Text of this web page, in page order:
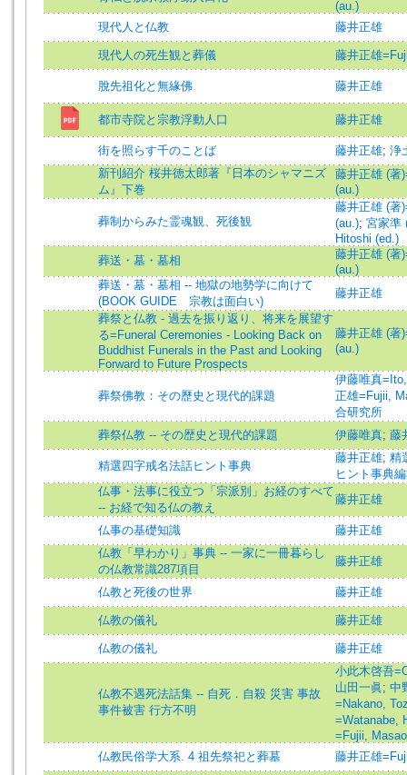
(au.)
現代人と仏教
藤井正雄
現代人の死生観と葬儀 藤井正雄
脫先祖化と無緣佛 藤井正雄
都市寺院と宗教浮動人口 藤井正雄
街を照らす千のことば 藤井正雄; 浄
新刊紹介 桜井徳太郎著『日本のシャマニズ
ム』下巻
藤井正雄 (著
(au.)
葬制からみた霊魂観、死後観
藤井正雄 (著
(au.); 宮家準
Hitoshi (ed.)
葬送・墓・墓相
藤井正雄 (著
(au.)
葬送・墓・墓相 -- 地獄の地勢学に向けて
(BOOK GUIDE 宗教は面白い)
藤井正雄
葬祭と仏教 - 過去を振り返り、将来を展望す
る=Funeral Ceremonies - Looking Back on
Buddhist Funerals in the Past and Looking
Forward to Future Prospects
藤井正雄 (著
(au.)
葬祭佛教：その歷史と現代的課題
伊藤唯真
正雄=Fujii,
合研究所
葬祭仏教 -- その歴史と現代的課題
伊藤唯真; 藤
精選四字戒名法話ヒント事典
藤井正雄; 精
ヒント事典
仏事・法事に役立つ「宗派別」お経のすべて
-- お経で知る仏の教え
藤井正雄
仏事の基礎知識
藤井正雄
仏教「早わかり」事典 -- 一家に一冊暮らし
の仏教常識287項目
藤井正雄
仏教と死後の世界 藤井正雄
仏教の儀礼 藤井正雄
仏教の儀礼 藤井正雄
仏教不遇死法話集 -- 自死．自殺 災害 事故
事件被害 行方不明
小此木啓吾
山田一眞; 中
=Nakano,
=Watanabe,
=Fujii, Masao
仏教民俗学大系. 4 祖先祭祀と葬墓
藤井正雄